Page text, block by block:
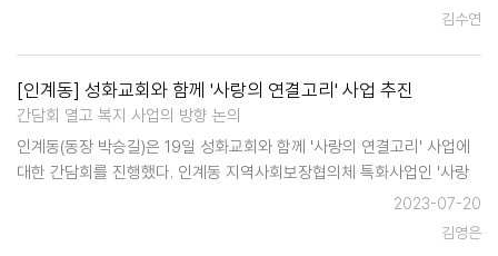
김수연
[인계동] 성화교회와 함께 '사랑의 연결고리' 사업 추진
간담회 열고 복지 사업의 방향 논의
인계동(동장 박승길)은 19일 성화교회와 함께 '사랑의 연결고리' 사업에
대한 간담회를 진행했다. 인계동 지역사회보장협의체 특화사업인 '사랑
의 연결고리'은 매달 마지막 주 수요일, 성화교회에서 물품을 후원하고,
2023-07-20
김영은